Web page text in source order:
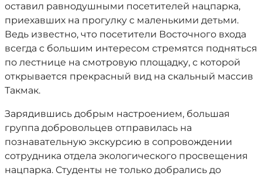
оставил равнодушными посетителей нацпарка,
приехавших на прогулку с маленькими детьми.
Ведь известно, что посетители Восточного входа
всегда с большим интересом стремятся подняться
по лестнице на смотровую площадку, с которой
открывается прекрасный вид на скальный массив
Такмак.
Зарядившись добрым настроением, большая
группа добровольцев отправилась на
познавательную экскурсию в сопровождении
сотрудника отдела экологического просвещения
нацпарка. Студенты не только добрались до